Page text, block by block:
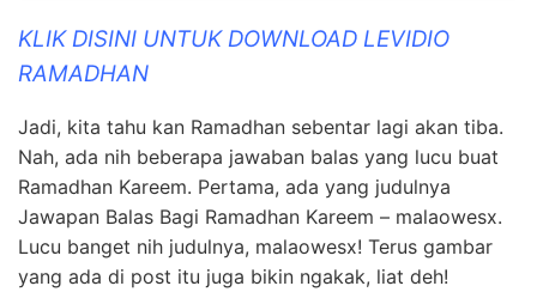
KLIK DISINI UNTUK DOWNLOAD LEVIDIO
RAMADHAN
Jadi, kita tahu kan Ramadhan sebentar lagi akan tiba.
Nah, ada nih beberapa jawaban balas yang lucu buat
Ramadhan Kareem. Pertama, ada yang judulnya
Jawapan Balas Bagi Ramadhan Kareem – malaowesx.
Lucu banget nih judulnya, malaowesx! Terus gambar
yang ada di post itu juga bikin ngakak, liat deh!